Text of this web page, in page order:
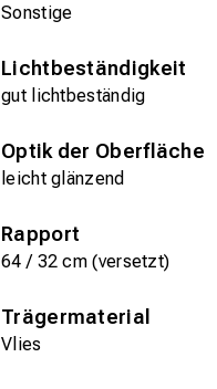
Sonstige
Lichtbeständigkeit
gut lichtbeständig
Optik der Oberfläche
leicht glänzend
Rapport
64 / 32 cm (versetzt)
Trägermaterial
Vlies